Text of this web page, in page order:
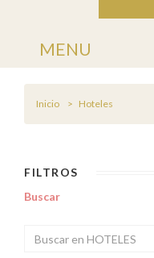
Inicio Hoteles
FILTROS
Buscar